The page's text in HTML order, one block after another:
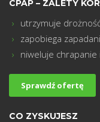
CPAP – ZALETY
utrzymuje
zapobiega
niweluje chrapanie
Sprawdź ofertę
CO ZYSKUJESZ